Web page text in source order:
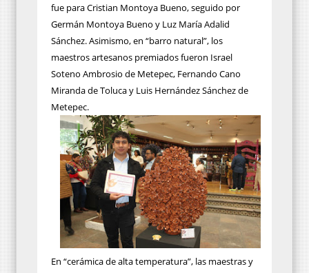
fue para Cristian Montoya Bueno, seguido por
Germán Montoya Bueno y Luz María Adalid
Sánchez. Asimismo, en “barro natural”, los
maestros artesanos premiados fueron Israel
Soteno Ambrosio de Metepec, Fernando Cano
Miranda de Toluca y Luis Hernández Sánchez de
Metepec.
En “cerámica de alta temperatura”, las maestras y